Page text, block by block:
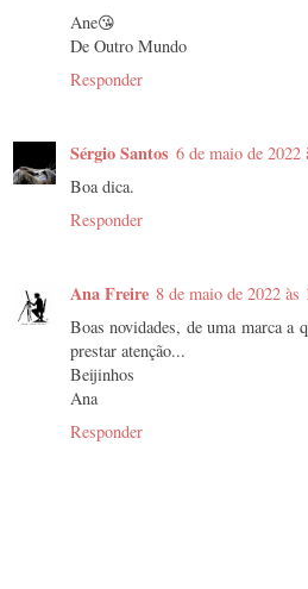
Ane😘
De Outro Mundo
Responder
Sérgio Santos 6 de maio de 2022
Boa dica.
Responder
Ana Freire 8 de maio de 2022 às
Boas novidades, de uma marca a
prestar atenção...
Beijinhos
Ana
Responder